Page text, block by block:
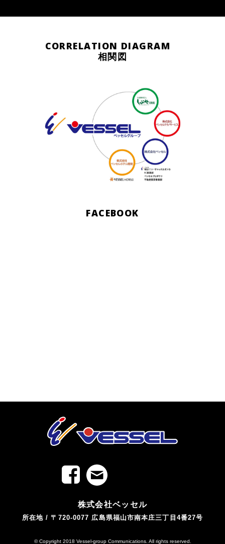
CORRELATION DIAGRAM
相関図
FACEBOOK
株式会社ベッセル
所在地 / 〒720-0077 広島県福山市南本庄三丁目4番27号
© Copyright 2018 Vessel-group Communications. All rights reserved.